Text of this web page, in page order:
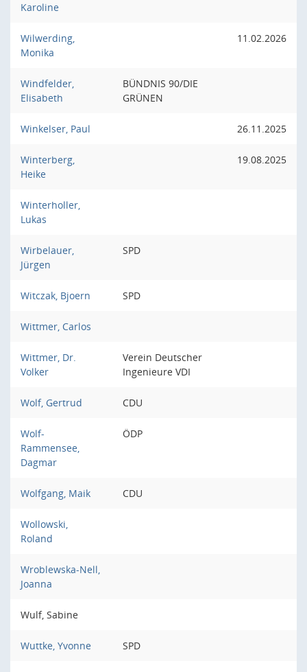
Karoline
Wilwerding,
Monika
11.02.2026
Windfelder,
Elisabeth
BÜNDNIS 90/DIE
GRÜNEN
Winkelser, Paul 26.11.2025
Winterberg,
Heike
19.08.2025
Winterholler,
Lukas
Wirbelauer,
Jürgen
SPD
Witczak, Bjoern SPD
Wittmer, Carlos
Wittmer, Dr.
Volker
Verein Deutscher
Ingenieure VDI
Wolf, Gertrud CDU
Wolf-
Rammensee,
Dagmar
ÖDP
Wolfgang, Maik CDU
Wollowski,
Roland
Wroblewska-Nell,
Joanna
Wulf, Sabine
Wuttke, Yvonne SPD